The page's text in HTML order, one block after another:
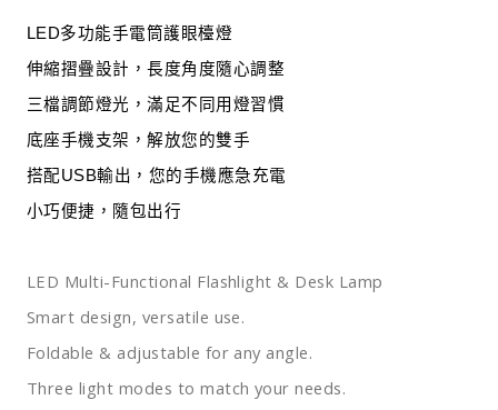
LED多功能手電筒護眼檯燈
伸縮摺疊設計，長度角度隨心調整
三檔調節燈光，滿足不同用燈習慣
底座手機支架，解放您的雙手
搭配USB輸出，您的手機應急充電
小巧便捷，隨包出行
LED Multi-Functional Flashlight & Desk Lamp
Smart design, versatile use.
Foldable & adjustable for any angle.
Three light modes to match your needs.